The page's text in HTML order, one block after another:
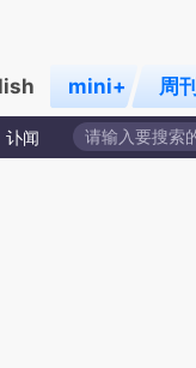
mini+ 周刊
讣闻